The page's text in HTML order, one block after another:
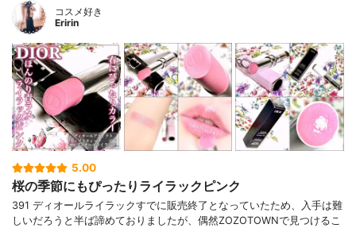
コスメ好き
Eririn
5.00
桜の季節にもぴったりライラックピンク
391 ディオールライラックすでに販売終了となっていたため、入手は難
しいだろうと半ば諦めておりましたが、偶然ZOZOTOWNで見つけるこ